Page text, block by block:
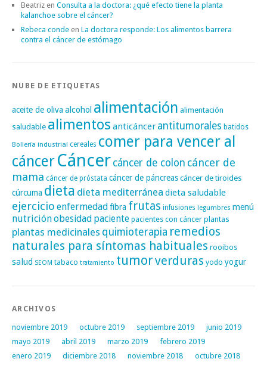
Beatriz en Consulta a la doctora: ¿qué efecto tiene la planta
kalanchoe sobre el cáncer?
Rebeca conde en La doctora responde: Los alimentos barrera
contra el cáncer de estómago
NUBE DE ETIQUETAS
aceite de oliva alcohol alimentación alimentación
saludable alimentos anticáncer antitumorales batidos
Bollería industrial cereales comer para vencer al
cáncerCáncer cáncer de colon cáncer de
mama cáncer de próstata cáncer de páncreascáncer de tiroides
cúrcuma dieta dieta mediterránea dieta saludable
ejercicio enfermedadfibra frutas infusiones legumbres menú
nutriciónobesidad paciente pacientes con cáncer plantas
plantas medicinales quimioterapia remedios
naturales para síntomas habituales rooibos
salud SEOM tabaco tratamiento tumorverduras yodo yogur
ARCHIVOS
noviembre 2019 octubre 2019 septiembre 2019
junio 2019
mayo 2019
abril 2019 marzo 2019
febrero 2019
enero 2019
diciembre 2018 noviembre 2018
octubre 2018